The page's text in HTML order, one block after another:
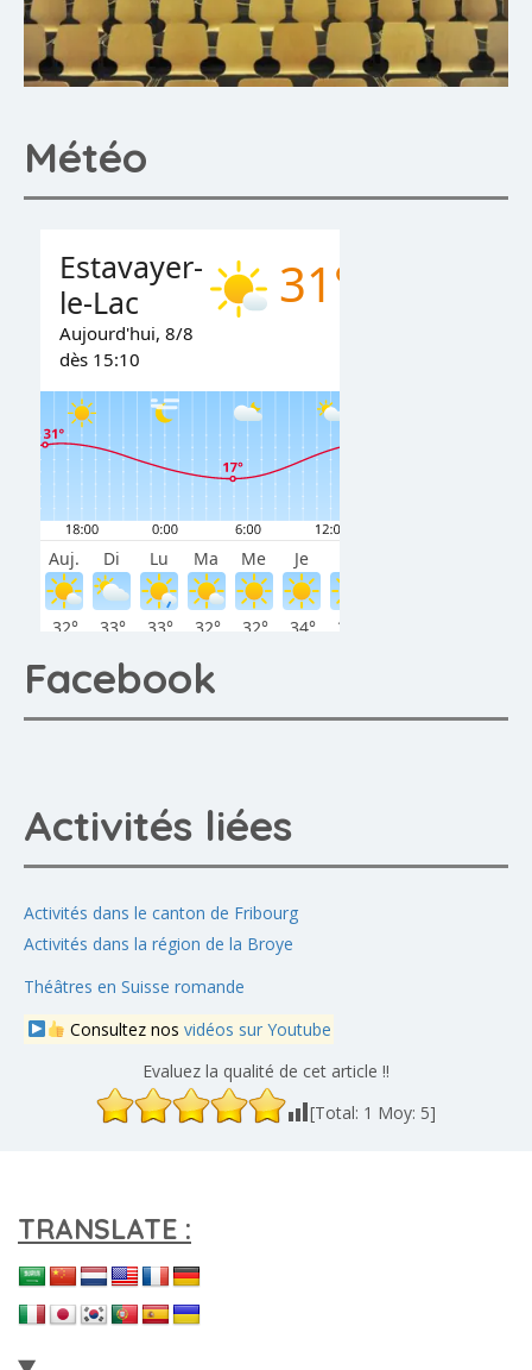
Météo
Facebook
Activités liées
Activités dans le canton de Fribourg
Activités dans la région de la Broye
Théâtres en Suisse romande
Consultez nos vidéos sur Youtube
Evaluez la qualité de cet article !!
[Total: 1 Moy: 5]
TRANSLATE :